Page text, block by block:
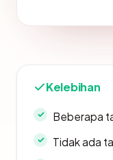
Kelebihan
Beberapa
Tidak ada